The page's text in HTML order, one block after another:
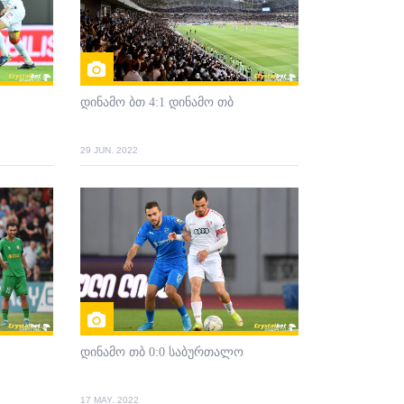
დინამო ბთ 4:1 დინამო თბ
29 JUN. 2022
დინამო თბ 0:0 საბურთალო
17 MAY. 2022